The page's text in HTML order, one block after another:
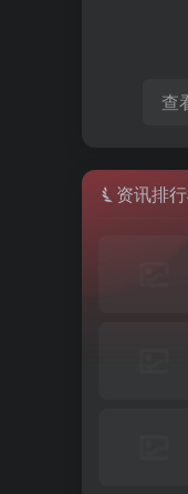
查
资讯排